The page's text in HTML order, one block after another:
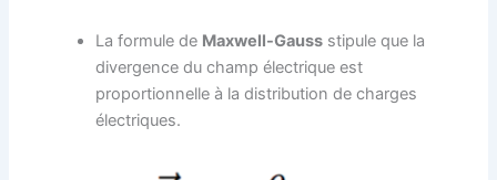
La formule de Maxwell-Gauss stipule que la
divergence du champ électrique est
proportionnelle à la distribution de charges
électriques.